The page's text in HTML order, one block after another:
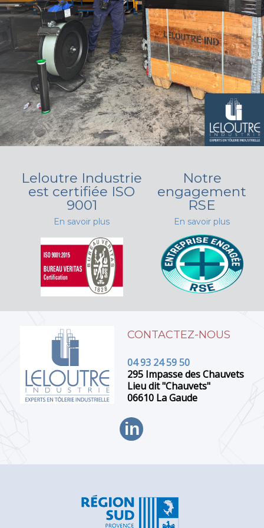
Leloutre Industrie
est certifiée ISO
9001
En savoir plus
Notre
engagement
RSE
En savoir plus
CONTACTEZ-NOUS
04 93 24 59 50
295 Impasse des Chauvets
Lieu dit "Chauvets"
06610 La Gaude
in